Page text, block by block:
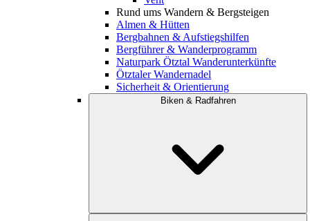
Rund ums Wandern & Bergsteigen
Almen & Hütten
Bergbahnen & Aufstiegshilfen
Bergführer & Wanderprogramm
Naturpark Ötztal Wanderunterkünfte
Ötztaler Wandernadel
Sicherheit & Orientierung
Biken & Radfahren